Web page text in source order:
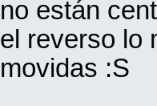
no están
el reverso lo
movidas :S